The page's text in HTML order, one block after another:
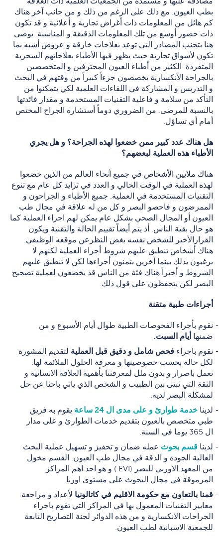
بطب العيون. مع ذلك على الرغم من ذلك و من جانب آخر هناك
كم هائل من المعلومات ذات أغراض تجارية و أعلانية و قد تكون
ذات حضور أوسع من تلك المعلومات الدقيقة و المناسبة. يوصى
هنا بتجنب المصادر التي توعد بعلاجات خارقة و عروض أشبه بما
تكون لأسواق تجارية حيث يظهر فيها الأطباء بعلاجاتهم السحرية
المتفردة. الكثير من أطباء العيون المحترفين و المتخصصين
بالجراحة الأنكسارية يخصصون جزءاً كبيراً من وقتهم في البحث
و التدريس و المشاركة في اللقاءات العلمية لكي يتمكنوا من
التأكد من سلامة و فاعلية التقنيات المستخدمة و مقدار فائدتها
بالنسبة للمرضى. من الضروري دوماً أستشارة الجراح المختص
أمام أي تساؤل.
هل هناك عدد كبير ممن خضعوا لهذه الجراحة؟ و هل يجري
الأطباء هذه العملية لبعضهم؟
هناك ملايين الأشخاص في جميع أنحاء العالم من الذين خضعوا
لهذه العملية في الوقت الحالي و العدد في تزايد كل عام مع تنوع
التقنيات المستخدمة في العملية. جميع الأطباء و الجراحون و
الممرضون و فاحصو البصر و كل من له علاقة في مجال طب
العيون أو المجال الصحي بشكل عام يمكن لهم اجراء العملية كما
هو حال بقية الناس. أذ يتم أيضاً تقييم الحالة والتقنية ويكون
القرارالأخير للشخص نفسه بغض النظرعن موقعه الوظيفي.
هناك أشخاص تنطبق عليهم شروط أجراء العملية لكنهم لا
يرغبون بذلك بينما آخرين يتمنون أجراءها لكن لا تنطبق عليهم
الشروط و أخيراً هناك فئة من الناس قد يخضعون لعملية تصحيح
البصر لكن يتحفظون على قول ذلك.
أجراءات طبية متقنة
نقوم بأجراء الفحوصات الطبية طوال أيام الأسبوع و من
ضمنها أيام السبت.
نقوم باجراء فحص شامل و دقيق قبل العملية لتقديم المشورة
لكل حالة بحسب خصوصيتها و معرفة الحلول الملائمة لها.
نعمل باصرار و بدون ملل لمعرفتنا بأهمية العلاقة الانسانية و
الثقة التي تبنى بين الطبيب و الشخص الذي ياتي باحثا عن حل
لمشكلة البصر لديه.
لدينا خدمة طوارئ و على مدى ال 24 ساعة
يقوم به فريق
طبي متخصص بالعيون بتقديم خدمات الطوارئ و على مدار
ال 365 يوما في السنة.
لدينا قسم بحوث عمله ضمان و تحفيز و تسهيل عملية البحث
العالية الجودة و الدقة في مجال طب العيون. القسم مخوَل
من المعهد الاوربي للبصر (EVI ) و هو احد اهم المراكز
المرموقة في مجال اليحوث على مستوى اوربا.
قمنا بالتعاون مع حكومة الاقليم في كاتالونيا لأعداد و مراجعة
معايير التقنيات المعمول بها في المراكز التي تقوم باجراء
الجراحات الانكسارية و من هذه الدوائر لجنة التصاريح التابعة
للجمعية الاسبانية لطب العيون.